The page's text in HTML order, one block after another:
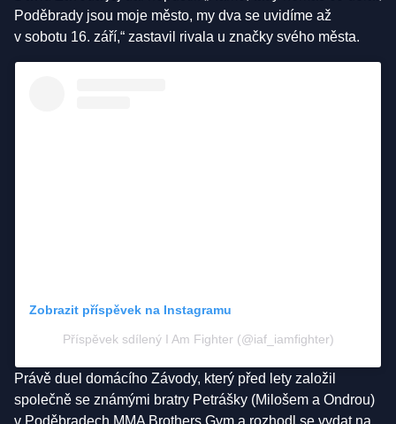
Poděbrady jsou moje město, my dva se uvidíme až
v sobotu 16. září,“ zastavil rivala u značky svého města.
Zobrazit příspěvek na Instagramu
Příspěvek sdílený I Am Fighter (@iaf_iamfighter)
Právě duel domácího Závody, který před lety založil
společně se známými bratry Petrášky (Milošem a Ondrou)